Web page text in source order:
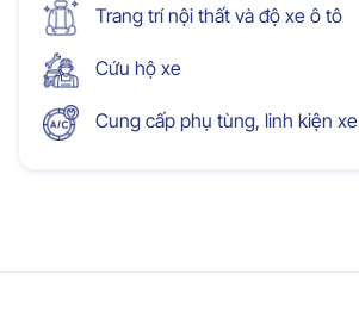
Trang trí nội thất và độ xe ô tô
Cứu hộ xe
Cung cấp phụ tùng, linh kiện xe